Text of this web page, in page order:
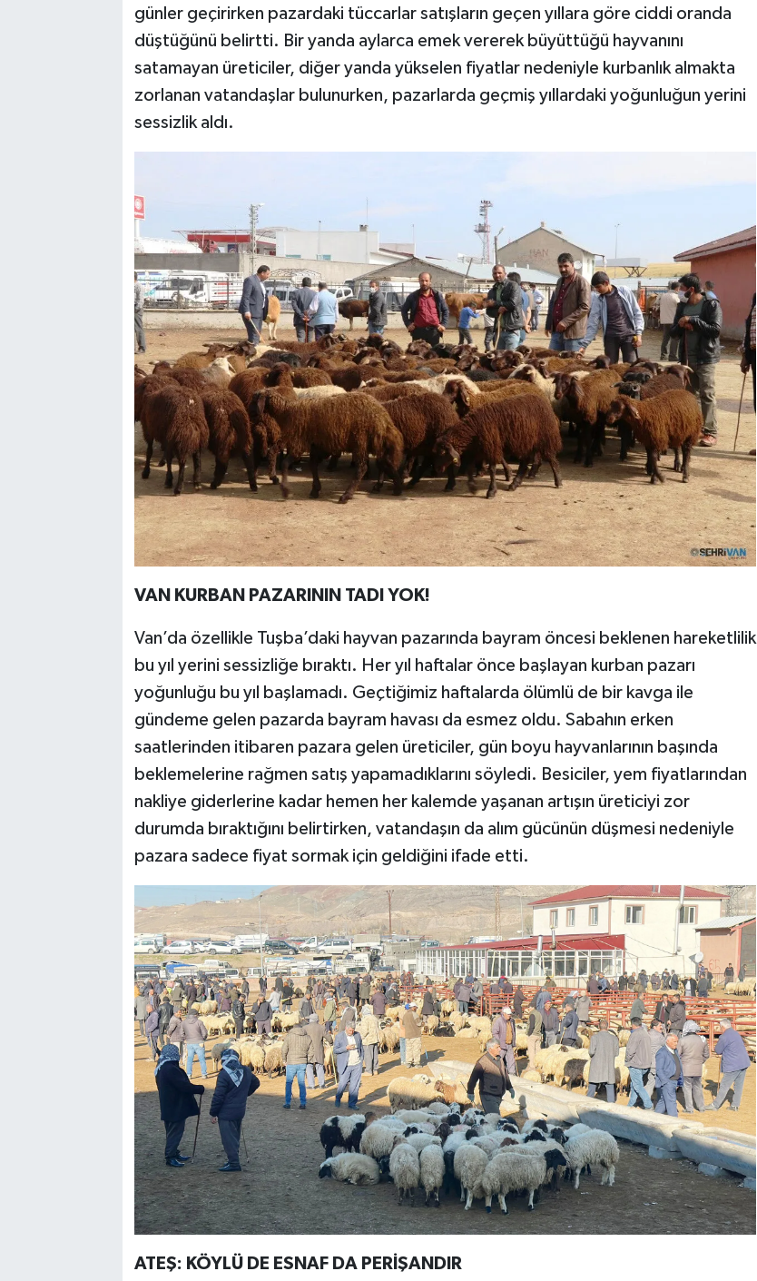
günler geçirirken pazardaki tüccarlar satışların geçen yıllara göre ciddi oranda
düştüğünü belirtti. Bir yanda aylarca emek vererek büyüttüğü hayvanını
satamayan üreticiler, diğer yanda yükselen fiyatlar nedeniyle kurbanlık almakta
zorlanan vatandaşlar bulunurken, pazarlarda geçmiş yıllardaki yoğunluğun yerini
sessizlik aldı.
VAN KURBAN PAZARININ TADI YOK!
Van’da özellikle Tuşba’daki hayvan pazarında bayram öncesi beklenen hareketlilik
bu yıl yerini sessizliğe bıraktı. Her yıl haftalar önce başlayan kurban pazarı
yoğunluğu bu yıl başlamadı. Geçtiğimiz haftalarda ölümlü de bir kavga ile
gündeme gelen pazarda bayram havası da esmez oldu. Sabahın erken
saatlerinden itibaren pazara gelen üreticiler, gün boyu hayvanlarının başında
beklemelerine rağmen satış yapamadıklarını söyledi. Besiciler, yem fiyatlarından
nakliye giderlerine kadar hemen her kalemde yaşanan artışın üreticiyi zor
durumda bıraktığını belirtirken, vatandaşın da alım gücünün düşmesi nedeniyle
pazara sadece fiyat sormak için geldiğini ifade etti.
ATEŞ: KÖYLÜ DE ESNAF DA PERİŞANDIR